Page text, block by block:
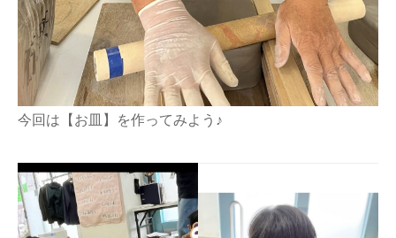
今回は【お皿】を作ってみよう♪